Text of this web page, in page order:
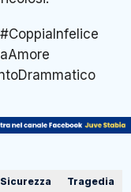
Sicurezza
Tragedia